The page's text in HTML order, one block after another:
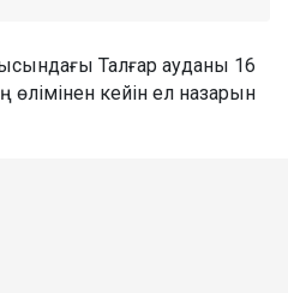
Талғар ауданы 16
кейін ел назарын